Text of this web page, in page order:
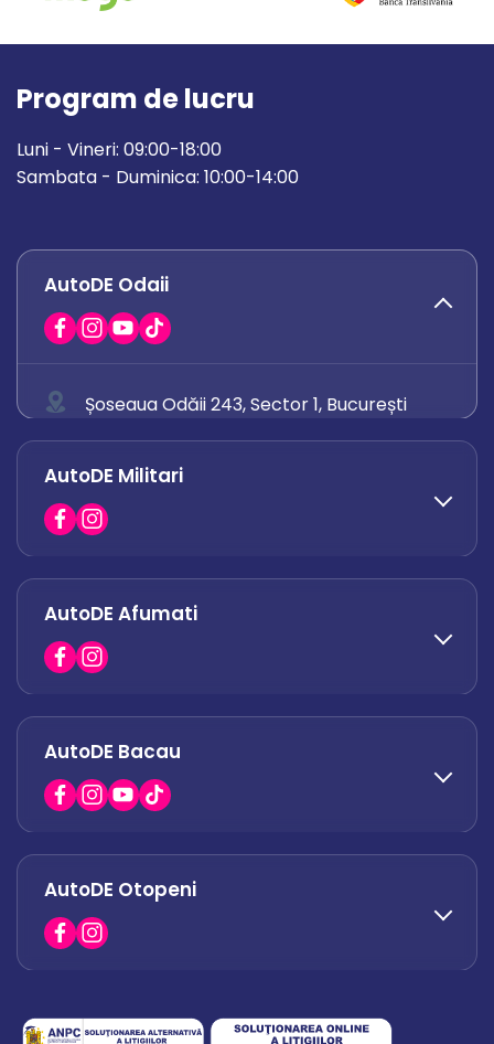
Program de lucru
Luni - Vineri: 09:00-18:00
Sambata - Duminica: 10:00-14:00
AutoDE Odaii
Șoseaua Odăii 243, Sector 1, București
0758 671 921
0742 444 194
office.odaii@autode.ro
AutoDE Militari
0758 338 428
office.militari@autode.ro
AutoDE Afumati
0751 628 054
office.afumati@autode.ro
AutoDE Bacau
0730 063 852
0730 063 851
AutoDE Otopeni